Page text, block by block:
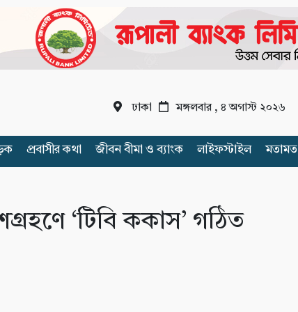
ঢাকা মঙ্গলবার , ৪ অগাস্ট ২০২৬
প্রবাসীর কথা জীবন বীমা ও ব্যাংক লাইফস্টাইল মতামত
‘টিবি ককাস’ গঠিত